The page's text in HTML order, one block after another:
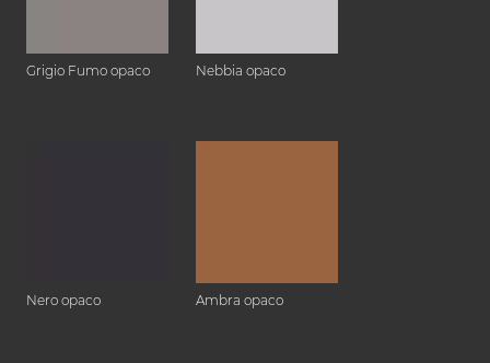
Grigio Fumo opaco Nebbia opaco
Nero opaco Ambra opaco